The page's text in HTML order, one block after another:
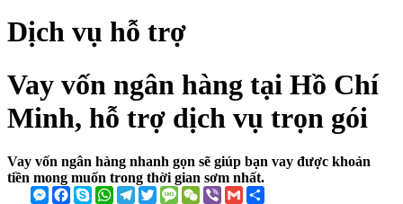
Dịch vụ hỗ trợ
Vay vốn ngân hàng tại Hồ Chí
Minh, hỗ trợ dịch vụ trọn gói
Vay vốn ngân hàng nhanh gọn sẽ giúp bạn vay được khoản
tiền mong muốn trong thời gian sơm nhất.
Messenger
Facebook
SkypeWhatsApp
Telegram
TwitterMessage
WeChat
ViberGmail